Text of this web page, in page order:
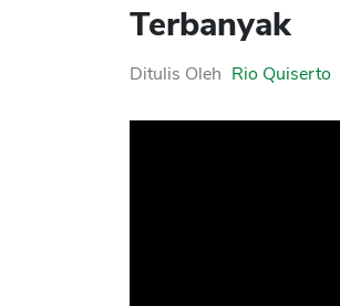
Terbanyak
Ditulis Oleh Rio Quiserto